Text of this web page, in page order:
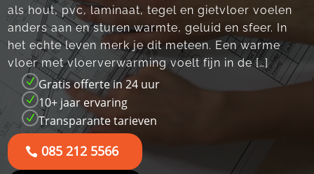
als hout, pvc, laminaat, tegel en gietvloer voelen
anders aan en sturen warmte, geluid en sfeer.​ In
het echte leven merk je dit meteen.​ Een warme
vloer met vloerverwarming voelt fijn in de […]
N Gratis offerte in 24 uur
N 10+ jaar ervaring
N Transparante tarieven
085 212 5566